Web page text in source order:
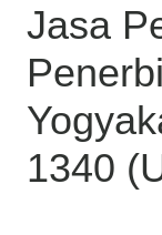
Jasa
1340